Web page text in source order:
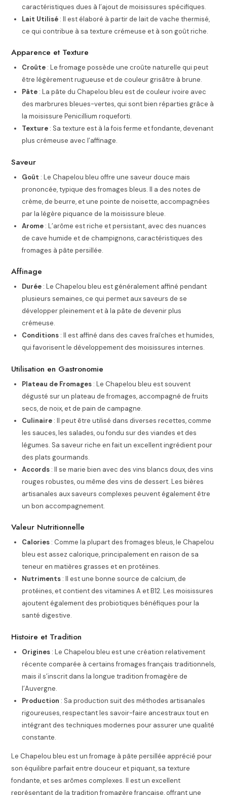
caractéristiques dues à l’ajout de moisissures spécifiques.
Lait Utilisé : Il est élaboré à partir de lait de vache thermisé,
ce qui contribue à sa texture crémeuse et à son goût riche.
Apparence et Texture
Croûte : Le fromage possède une croûte naturelle qui peut
être légèrement rugueuse et de couleur grisâtre à brune.
Pâte : La pâte du Chapelou bleu est de couleur ivoire avec
des marbrures bleues-vertes, qui sont bien réparties grâce à
la moisissure Penicillium roqueforti.
Texture : Sa texture est à la fois ferme et fondante, devenant
plus crémeuse avec l’affinage.
Saveur
Goût : Le Chapelou bleu offre une saveur douce mais
prononcée, typique des fromages bleus. Il a des notes de
crème, de beurre, et une pointe de noisette, accompagnées
par la légère piquance de la moisissure bleue.
Arome : L’arôme est riche et persistant, avec des nuances
de cave humide et de champignons, caractéristiques des
fromages à pâte persillée.
Affinage
Durée : Le Chapelou bleu est généralement affiné pendant
plusieurs semaines, ce qui permet aux saveurs de se
développer pleinement et à la pâte de devenir plus
crémeuse.
Conditions : Il est affiné dans des caves fraîches et humides,
qui favorisent le développement des moisissures internes.
Utilisation en Gastronomie
Plateau de Fromages : Le Chapelou bleu est souvent
dégusté sur un plateau de fromages, accompagné de fruits
secs, de noix, et de pain de campagne.
Culinaire : Il peut être utilisé dans diverses recettes, comme
les sauces, les salades, ou fondu sur des viandes et des
légumes. Sa saveur riche en fait un excellent ingrédient pour
des plats gourmands.
Accords : Il se marie bien avec des vins blancs doux, des vins
rouges robustes, ou même des vins de dessert. Les bières
artisanales aux saveurs complexes peuvent également être
un bon accompagnement.
Valeur Nutritionnelle
Calories : Comme la plupart des fromages bleus, le Chapelou
bleu est assez calorique, principalement en raison de sa
teneur en matières grasses et en protéines.
Nutriments : Il est une bonne source de calcium, de
protéines, et contient des vitamines A et B12. Les moisissures
ajoutent également des probiotiques bénéfiques pour la
santé digestive.
Histoire et Tradition
Origines : Le Chapelou bleu est une création relativement
récente comparée à certains fromages français traditionnels,
mais il s’inscrit dans la longue tradition fromagère de
l’Auvergne.
Production : Sa production suit des méthodes artisanales
rigoureuses, respectant les savoir-faire ancestraux tout en
intégrant des techniques modernes pour assurer une qualité
constante.
Le Chapelou bleu est un fromage à pâte persillée apprécié pour
son équilibre parfait entre douceur et piquant, sa texture
fondante, et ses arômes complexes. Il est un excellent
représentant de la tradition fromagère française, offrant une